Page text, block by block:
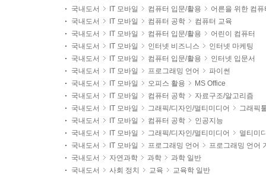
국내도서 IT 모바일 컴퓨터 입문/활용
어른을 위한 컴퓨
국내도서
IT 모바일 컴퓨터 공학
컴퓨터 교육
국내도서
IT 모바일 컴퓨터 입문/활용
어린이 컴퓨터
국내도서
IT 모바일 인터넷 비즈니스
인터넷 마케팅
국내도서
IT 모바일 컴퓨터 입문/활용
인터넷 입문서
국내도서
IT 모바일 프로그래밍 언어
파이썬
국내도서
IT 모바일 오피스 활용
MS Office
국내도서
IT 모바일 컴퓨터 공학
자료구조/알고리즘
국내도서
IT 모바일 그래픽/디자인/멀티미디어
그래픽
국내도서
IT 모바일 컴퓨터 공학
인공지능
국내도서
IT 모바일 그래픽/디자인/멀티미디어
멀티미
국내도서
IT 모바일 프로그래밍 언어
프로그래밍 언어
국내도서
자연과학 과학
과학 일반
국내도서
사회 정치 교육 교육학 일반